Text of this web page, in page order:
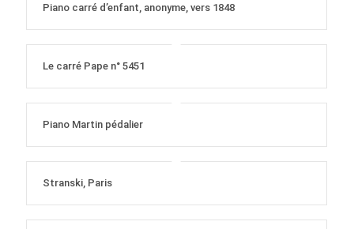
Piano carré d’enfant, anonyme, vers 1848
Le carré Pape n° 5451
Piano Martin pédalier
Stranski, Paris